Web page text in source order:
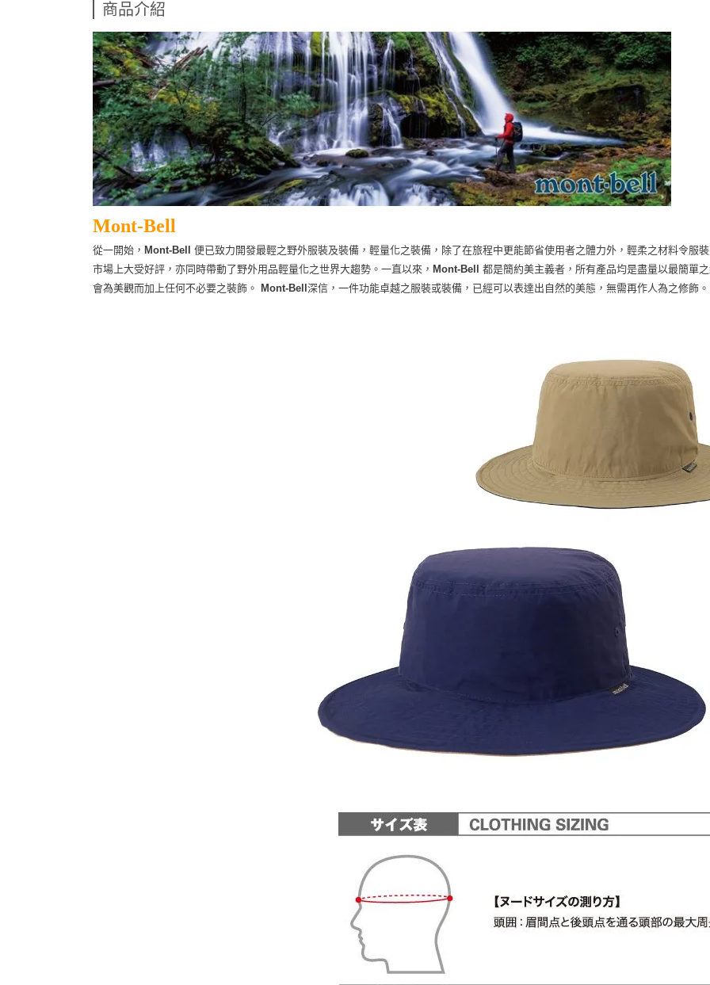
商品介紹
Mont-Bell
從一開始， Mont-Bell
便已致力開發最輕之野外服裝及裝備，輕量化之裝備，除了在旅程中更能節省使用者之體力外，輕柔之材料令服
市場上大受好評，亦同時帶動了野外用品輕量化之世界大趨勢。 一直以來， Mont-Bell
都是簡約美主義者，所有產品均是盡量以最簡單
會為美觀而加上任何不必要之裝飾。
Mont-Bell 深信，一件功能卓越之服裝或裝備，已經可以表達出自然的美態，無需再作人為之修飾。